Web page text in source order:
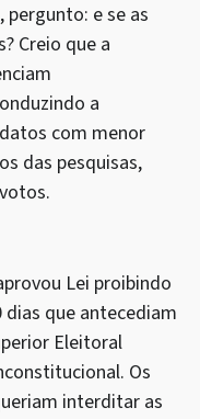
e se as
Creio que a
a
com menor
das pesquisas,
Lei proibindo
dias que antecediam
Eleitoral
Os
interditar as